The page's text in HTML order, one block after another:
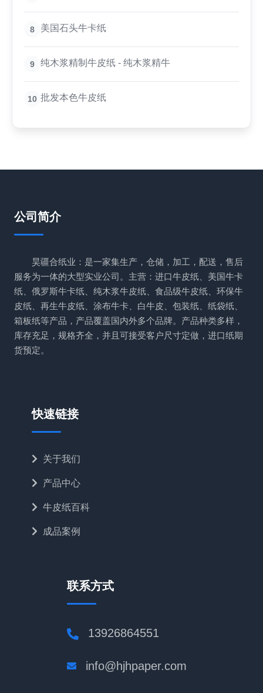
8 美国石头牛卡纸
9 纯木浆精制牛皮纸 - 纯木浆精牛
10 批发本色牛皮纸
公司简介
昊疆合纸业：是一家集生产，仓储，加工，配送，售后
服务为一体的大型实业公司。主营：进口牛皮纸、美国牛卡
纸、俄罗斯牛卡纸、纯木浆牛皮纸、食品级牛皮纸、环保牛
皮纸、再生牛皮纸、涂布牛卡、白牛皮、包装纸、纸袋纸、
箱板纸等产品，产品覆盖国内外多个品牌。产品种类多样，
库存充足，规格齐全，并且可接受客户尺寸定做，进口纸期
货预定。
快速链接
关于我们
产品中心
牛皮纸百科
成品案例
联系方式
13926864551
info@hjhpaper.com